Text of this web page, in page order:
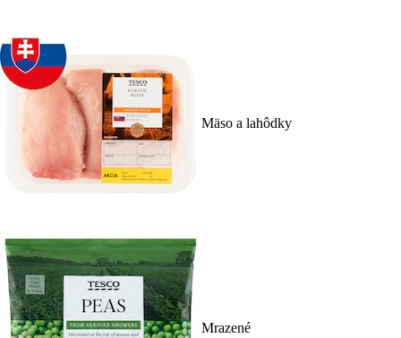
Mäso a lahôdky
Mrazené